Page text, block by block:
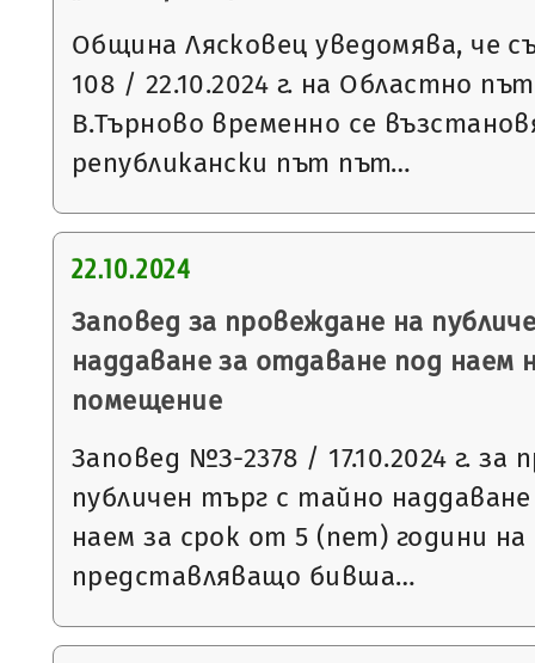
Община Лясковец уведомява, че
108 / 22.10.2024 г. на Областно
В.Търново временно се
републикански път път…
22.10.2024
Заповед за провеждане на
наддаване за отдаване под наем
помещение
Заповед №З-2378 / 17.10.2024 г. за
публичен търг с тайно
наем за срок от 5 (пет) години
представляващо бивша…